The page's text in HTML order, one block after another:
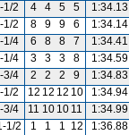
1/2 4 4 5 5 1:34.13
1/2 8 9 9 6 1:34.14
1/4 6 8 8 7 1:34.41
1/4 3 3 3 8 1:34.59
3/4 2 2 2 9 1:34.83
1/2 12 12 12 10 1:34.94
3/4 11 10 10 11 1:34.99
1/2 1 1 1 12 1:36.88